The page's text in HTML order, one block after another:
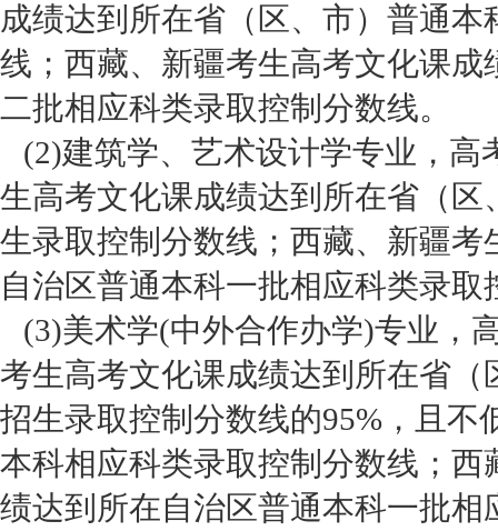
成绩达到所在省（区、市）普通
线；西藏、新疆考生高考文化课
二批相应科类录取控制分数线。
(2)建筑学、艺术设计学专业，高
生高考文化课成绩达到所在省（
生录取控制分数线；西藏、新疆
自治区普通本科一批相应科类录取
(3)美术学(中外合作办学)专业，
考生高考文化课成绩达到所在省
招生录取控制分数线的95%，且不
本科相应科类录取控制分数线；
绩达到所在自治区普通本科一批